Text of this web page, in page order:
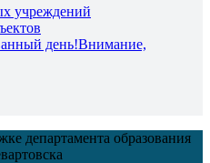
учреждений
Внимание,
департамента образования